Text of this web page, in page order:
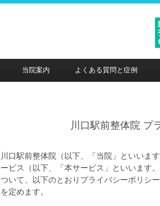
当院案内 よくある質問と症例
川口駅前整体院 プ
川口駅前整体院（以下、「当院」といいま
ービス（以下、「本サービス」といいます
ついて、以下のとおりプライバシーポリシ
を定めます。